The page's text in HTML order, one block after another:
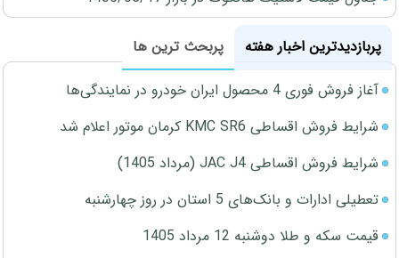
پربازدیدترین اخبار هفته
پربحث ترین ها
آغاز فروش فوری 4 محصول ایران خودرو در نمایندگی‌ها
شرایط فروش اقساطی KMC SR6 کرمان موتور اعلام شد
شرایط فروش اقساطی JAC J4 (مرداد 1405)
تعطیلی ادارات و بانک‌های 5 استان در روز چهارشنبه
قیمت سکه و طلا دوشنبه 12 مرداد 1405